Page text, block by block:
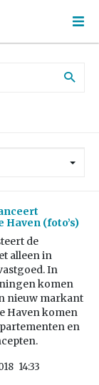
(foto’s)
de
alleen in
In
komen
nieuw markant
Haven komen
en
14:33